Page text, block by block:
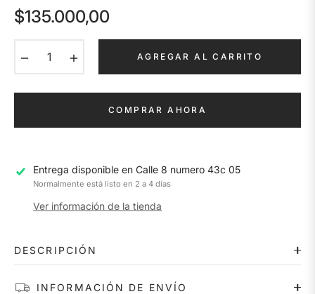
Precio
$135.000,00
AGREGAR AL CARRITO
COMPRAR AHORA
Entrega disponible enCalle 8 numero 43c 05
Normalmente está listo en 2 a 4 días
Ver información de la tienda
DESCRIPCIÓN
INFORMACIÓN DE ENVÍO